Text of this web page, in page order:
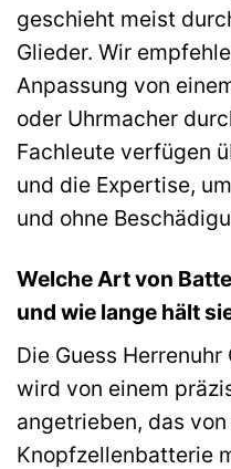
geschieht meist
Glieder. Wir
Anpassung von
oder Uhrmacher
Fachleute verfügen
und die Expertise,
und ohne
Welche Art von
und wie lange hält
Die Guess Herrenuhr
wird von einem
angetrieben, das
Knopfzellenbatterie